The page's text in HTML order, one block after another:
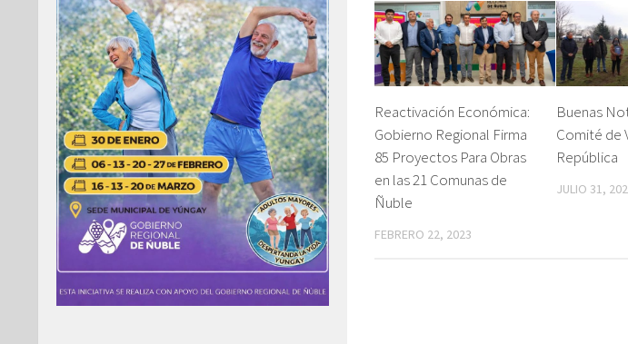
Reactivación Económica:
Gobierno Regional Firma
85 Proyectos Para Obras
en las 21 Comunas de
Ñuble
FEBRERO 22, 2023
Buenas
Comité de
República
JULIO 31,